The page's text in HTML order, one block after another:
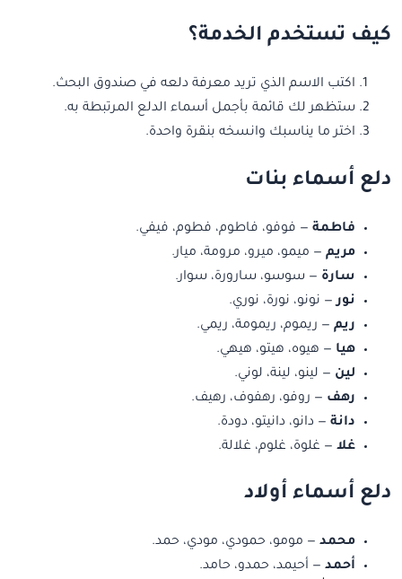
كيف تستخدم الخدمة؟
اكتب الاسم الذي تريد معرفة دلعه في صندوق البحث.
ستظهر لك قائمة بأجمل أسماء الدلع المرتبطة به.
اختر ما يناسبك وانسخه بنقرة واحدة.
دلع أسماء بنات
فاطمة — فوفو، فاطوم، فطوم، فيفي.
مريم — ميمو، ميرو، مرومة، ميار.
سارة — سوسو، سارورة، سوار.
نور— نونو، نورة، نوري.
ريم — ريموم، ريمومة، ريمي.
هيا — هيوه، هيتو، هيهي.
لين — لينو، لينة، لوني.
رهف — روفو، رهفوف، رهيف.
دانة — دانو، دانيتو، دودة.
غلا — غلوة، غلوم، غلالة.
دلع أسماء أولاد
محمد — مومو، حمودي، مودي، حمد.
أحمد — أحيمد، حمدو، حامد.